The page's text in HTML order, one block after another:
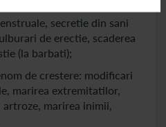
secretie din sani
de erectie, scaderea
(la barbati);
de crestere: modificari
marirea extremitatilor,
marirea inimii,